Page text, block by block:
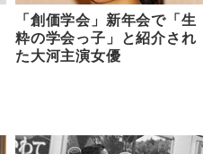
「創価学会」新年会で「生
粋の学会っ子」と紹介され
た大河主演女優